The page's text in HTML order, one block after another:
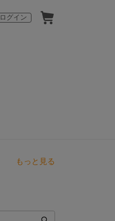
ログイン
もっと見る